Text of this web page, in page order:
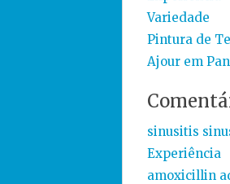
Variedade
Pintura de
Ajour em
sinusitis
Experiência
amoxicillin